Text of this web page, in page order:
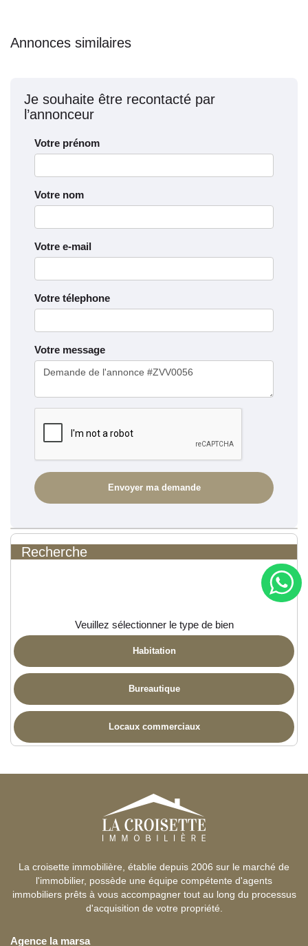
Annonces similaires
Je souhaite être recontacté par
l’annonceur
Votre prénom
Votre nom
Votre e-mail
Votre télephone
Votre message
Recherche
Veuillez sélectionner le type de bien
Habitation
Bureautique
Locaux commerciaux
La croisette immobilière, établie depuis 2006 sur le marché de
l'immobilier, possède une équipe compétente d'agents
immobiliers prêts à vous accompagner tout au long du processus
d'acquisition de votre propriété.
Agence la marsa